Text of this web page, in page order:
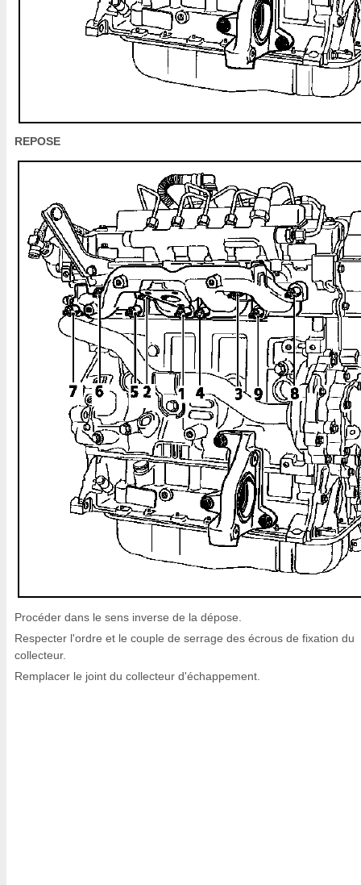
REPOSE
Procéder dans le sens inverse de la dépose.
Respecter l'ordre et le couple de serrage des écrous de fixation du
collecteur.
Remplacer le joint du collecteur d'échappement.